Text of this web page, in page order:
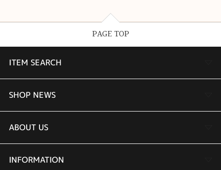
PAGE TOP
ITEM SEARCH
婚約指輪
結婚指輪
セットリング
SHOP NEWS
TAKEUCHI BRIDAL金沢本店情報
商品一覧
ABOUT US
会社概要
INFORMATION